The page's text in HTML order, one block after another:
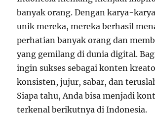
banyak orang. Dengan karya-
unik mereka, mereka berhasil
perhatian banyak orang dan
yang gemilang di dunia digital.
ingin sukses sebagai konten
konsisten, jujur, sabar, dan
Siapa tahu, Anda bisa menjadi
terkenal berikutnya di Indonesia.